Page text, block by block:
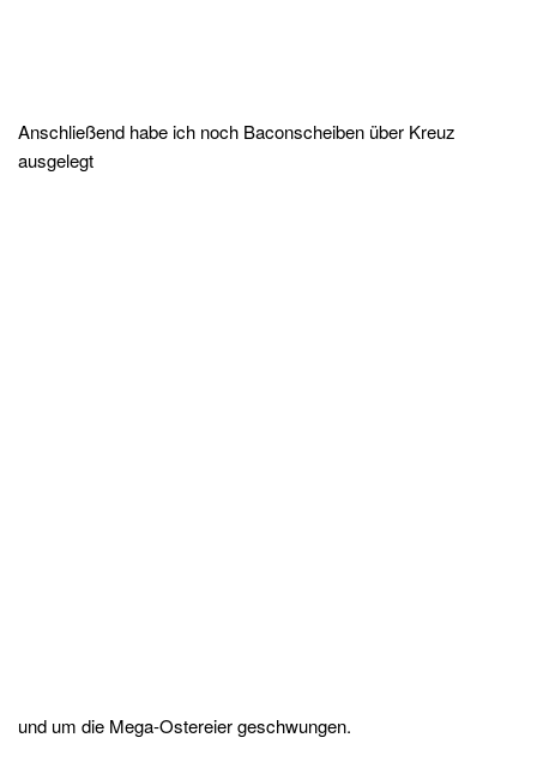
Anschließend habe ich noch Baconscheiben über Kreuz
ausgelegt
und um die Mega-Ostereier geschwungen.